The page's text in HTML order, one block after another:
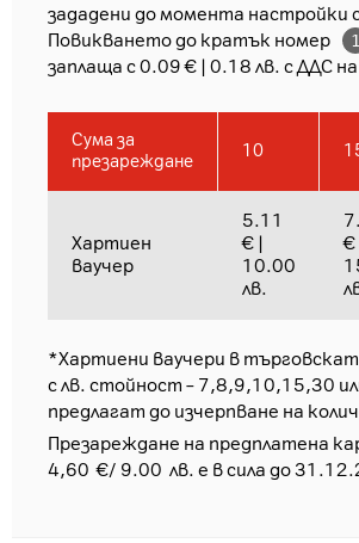
зададени до момента настройки
Повикването до кратък номер
1
заплаща с 0.09 € |
Сума за
презареждане
10
Хартиен
ваучер
5.11
€ |
10.00
лв.
€
*Хартиени ваучери в
с лв. стойност – 7,8,9,10,15,30
предлагат до изчерпване на
Презареждане на предплатена
4,60 €/ 9.00 лв. e в сила до